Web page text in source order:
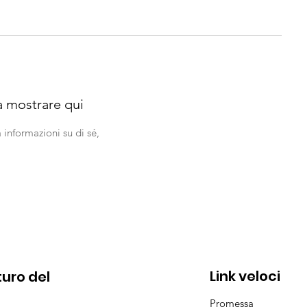
mostrare qui
su di sé,
del
Link veloci
Promessa